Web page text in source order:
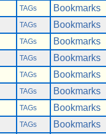
TAGs Bookmarks
TAGs Bookmarks
TAGs Bookmarks
TAGs Bookmarks
TAGs Bookmarks
TAGs Bookmarks
TAGs Bookmarks
TAGs Bookmarks